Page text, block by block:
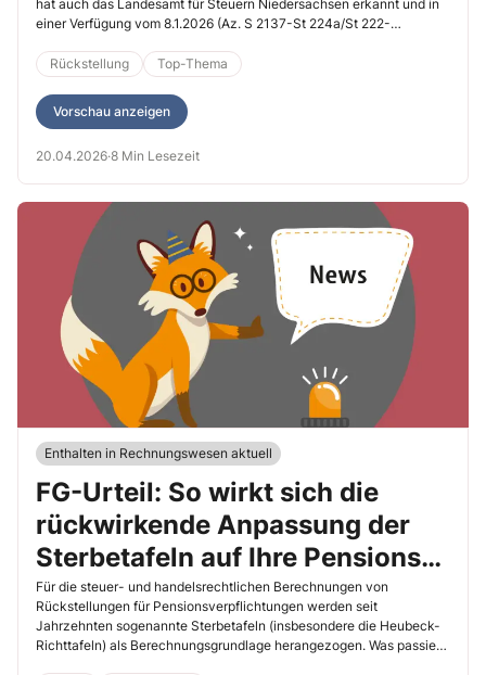
unbedingt kennen und beachten
hat auch das Landesamt für Steuern Niedersachsen erkannt und in
einer Verfügung vom 8.1.2026 (Az. S 2137-St 224a/St 222-
Sie zusammengefasst, worauf es rund um Bilanzierung und
Bewertung aus Sicht der Finanzverwaltung ankommt.
Rückstellung Top-Thema
Vorschau anzeigen
20.04.2026·8 Min Lesezeit
Enthalten in Rechnungswesen aktuell
FG-Urteil: So wirkt sich die
rückwirkende Anpassung der
Sterbetafeln auf Ihre Pensions-
Rückstellung aus
Für die steuer- und handelsrechtlichen Berechnungen von
Rückstellungen für Pensionsverpflichtungen werden seit
Jahrzehnten sogenannte Sterbetafeln (insbesondere die Heubeck-
Richttafeln) als Berechnungsgrundlage herangezogen. Was passiert,